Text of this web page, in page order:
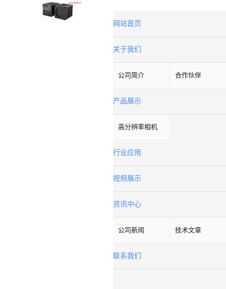
网站首页
关于我们
公司简介 合作伙伴
产品展示
高分辨率相机
行业应用
视频展示
资讯中心
公司新闻 技术文章
联系我们